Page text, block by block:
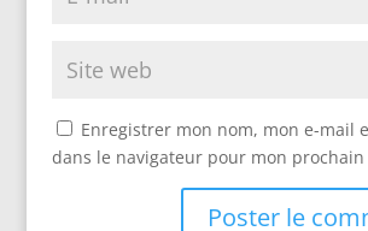
Enregistrer mon nom, mon e-mail
dans le navigateur pour mon